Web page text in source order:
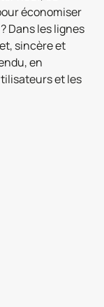
économiser
Dans les lignes
sincère et
en
et les